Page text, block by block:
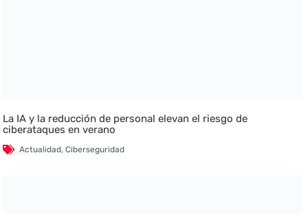
La IA y la reducción de personal elevan el riesgo de
ciberataques en verano
Actualidad,Ciberseguridad